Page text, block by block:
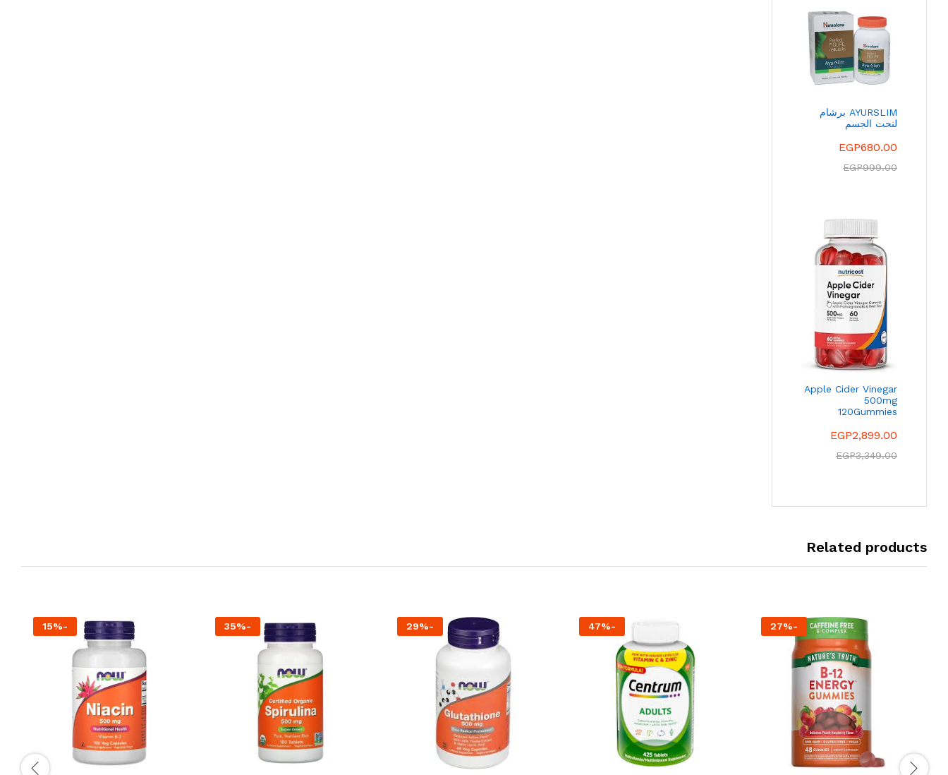
AYURSLIM برشام
لنحت الجسم
EGP680.00
EGP999.00
Apple Cider Vinegar
500mg
120Gummies
EGP2,899.00
EGP3,349.00
Related products
-
27%
-
47%
-
29%
-
35%
-
15%